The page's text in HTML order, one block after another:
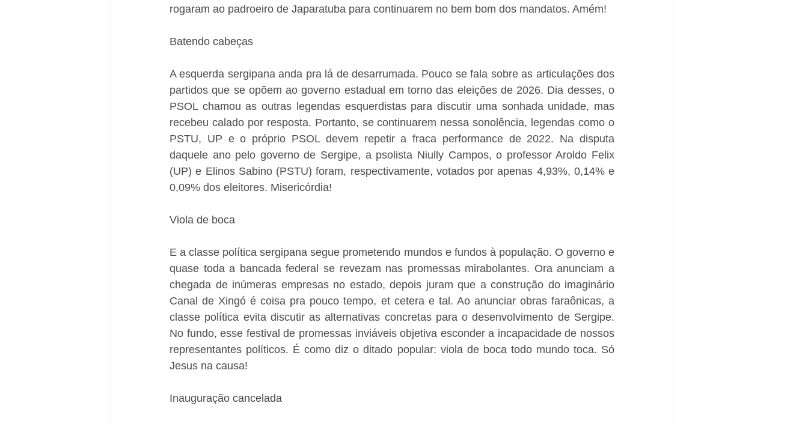
rogaram ao padroeiro de Japaratuba para continuarem no bem bom dos mandatos. Amém!
Batendo cabeças
A esquerda sergipana anda pra lá de desarrumada. Pouco se fala sobre as articulações dos
partidos que se opõem ao governo estadual em torno das eleições de 2026. Dia desses, o
PSOL chamou as outras legendas esquerdistas para discutir uma sonhada unidade, mas
recebeu calado por resposta. Portanto, se continuarem nessa sonolência, legendas como o
PSTU, UP e o próprio PSOL devem repetir a fraca performance de 2022. Na disputa
daquele ano pelo governo de Sergipe, a psolista Niully Campos, o professor Aroldo Felix
(UP) e Elinos Sabino (PSTU) foram, respectivamente, votados por apenas 4,93%, 0,14% e
0,09% dos eleitores. Misericórdia!
Viola de boca
E a classe política sergipana segue prometendo mundos e fundos à população. O governo e
quase toda a bancada federal se revezam nas promessas mirabolantes. Ora anunciam a
chegada de inúmeras empresas no estado, depois juram que a construção do imaginário
Canal de Xingó é coisa pra pouco tempo, et cetera e tal. Ao anunciar obras faraônicas, a
classe política evita discutir as alternativas concretas para o desenvolvimento de Sergipe.
No fundo, esse festival de promessas inviáveis objetiva esconder a incapacidade de nossos
representantes políticos. É como diz o ditado popular: viola de boca todo mundo toca. Só
Jesus na causa!
Inauguração cancelada